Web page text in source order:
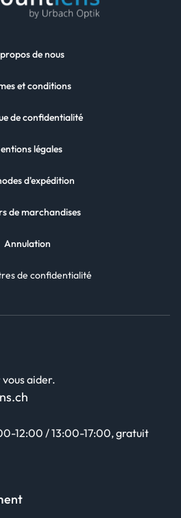
de nous
et conditions
de confidentialité
légales
d'expédition
de marchandises
Annulation
de confidentialité
vous aider.
12:00 / 13:00-17:00, gratuit